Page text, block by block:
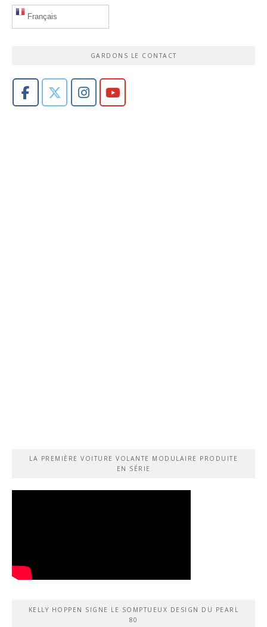
Français
GARDONS LE CONTACT
LA PREMIÈRE VOITURE VOLANTE MODULAIRE PRODUITE
EN SÉRIE
KELLY HOPPEN SIGNE LE SOMPTUEUX DESIGN DU PEARL
80